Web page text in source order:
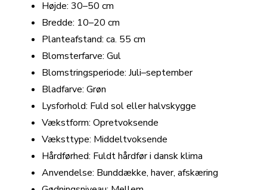
Højde: 30–50 cm
Bredde: 10–20 cm
Planteafstand: ca. 55 cm
Blomsterfarve: Gul
Blomstringsperiode: Juli–september
Bladfarve: Grøn
Lysforhold: Fuld sol eller halvskygge
Vækstform: Opretvoksende
Væksttype: Middeltvoksende
Hårdførhed: Fuldt hårdfør i dansk klima
Anvendelse: Bunddække, haver, afskæring